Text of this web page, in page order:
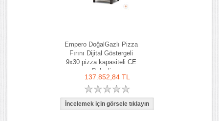
Empero DoğalGazlı Pizza
Fırını Dijital Göstergeli
9x30 pizza kapasiteli CE
Belgeli
137.852,84 TL